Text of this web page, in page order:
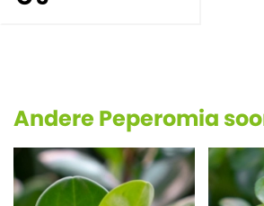
Andere Peperomia